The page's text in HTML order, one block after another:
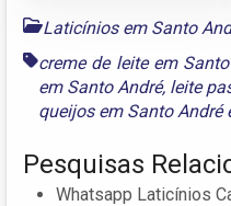
Laticínios em Santo
creme de leite em
em Santo André, leite
queijos em Santo André
Pesquisas
Whatsapp Laticínios